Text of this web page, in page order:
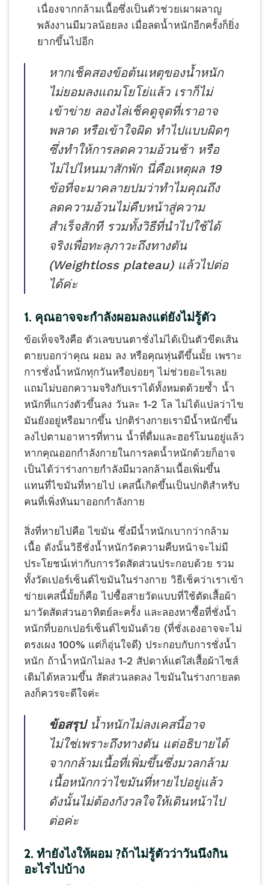
เนื่องจากกล้ามเนื้อซึ่งเป็นตัวช่วยเผาผลาญ
พลังงานมีมวลน้อยลง เมื่อลดน้ำหนักอีกครั้งก็ยิ่ง
ยากขึ้นไปอีก
หากเช็คสองข้อต้นเหตุของน้ำหนัก
ไม่ยอมลงแถมโยโย่แล้ว เราก็ไม่
เข้าข่าย ลองไล่เช็คดูจุดที่เราอาจ
พลาด หรือเข้าใจผิด ทำไปแบบผิดๆ
ซึ่งทำให้การลดความอ้วนช้า หรือ
ไม่ไปไหนมาสักพัก นี่คือเหตุผล 19
ข้อที่จะมาคลายปมว่าทำไมคุณถึง
ลดความอ้วนไม่คืบหน้าสู่ความ
สำเร็จสักที รวมทั้งวิธีที่นำไปใช้ได้
จริงเพื่อทะลุภาวะถึงทางตัน
(Weightloss plateau) แล้วไปต่อ
ได้ค่ะ
1. คุณอาจจะกำลังผอมลงแต่ยังไม่รู้ตัว
ข้อเท็จจริงคือ ตัวเลขบนตาชั่งไม่ได้เป็นตัวขีดเส้น
ตายบอกว่าคุณ ผอม ลง หรือคุณหุ่นดีขึ้นมั้ย เพราะ
การชั่งน้ำหนักทุกวันหรือบ่อยๆ ไม่ช่วยอะไรเลย
แถมไม่บอกความจริงกับเราได้ทั้งหมดด้วยซ้ำ น้ำ
หนักที่แกว่งตัวขึ้นลง วันละ 1-2 โล ไม่ได้แปลว่าไข
มันยังอยู่หรือมากขึ้น ปกติร่างกายเรามีน้ำหนักขึ้น
ลงไปตามอาหารที่ทาน น้ำที่ดื่มและฮอร์โมนอยู่แล้ว
หากคุณออกกำลังกายในการลดน้ำหนักด้วยก็อาจ
เป็นได้ว่าร่างกายกำลังมีมวลกล้ามเนื้อเพิ่มขึ้น
แทนที่ไขมันที่หายไป เคสนี้เกิดขึ้นเป็นปกติสำหรับ
คนที่เพิ่งหันมาออกกำลังกาย
สิ่งที่หายไปคือ ไขมัน ซึ่งมีน้ำหนักเบากว่ากล้าม
เนื้อ ดังนั้นวิธีชั่งน้ำหนักวัดความคืบหน้าจะไม่มี
ประโยชน์เท่ากับการวัดสัดส่วนประกอบด้วย รวม
ทั้งวัดเปอร์เซ็นต์ไขมันในร่างกาย วิธีเช็คว่าเราเข้า
ข่ายเคสนี้มั้ยก็คือ ไปซื้อสายวัดแบบที่ใช้ตัดเสื้อผ้า
มาวัดสัดส่วนอาทิตย์ละครั้ง และลองหาซื้อที่ชั่งน้ำ
หนักที่บอกเปอร์เซ็นต์ไขมันด้วย (ที่ชั่งเองอาจจะไม่
ตรงเผง 100% แต่ก็อุ่นใจดี) ประกอบกับการชั่งน้ำ
หนัก ถ้าน้ำหนักไม่ลง 1-2 สัปดาห์แต่ใส่เสื้อผ้าไซส์
เดิมได้หลวมขึ้น สัดส่วนลดลง ไขมันในร่างกายลด
ลงก็ควรจะดีใจค่ะ
ข้อสรุป น้ำหนักไม่ลงเคสนี้อาจ
ไม่ใช่เพราะถึงทางตัน แต่อธิบายได้
จากกล้ามเนื้อที่เพิ่มขึ้นซึ่งมวลกล้าม
เนื้อหนักกว่าไขมันที่หายไปอยู่แล้ว
ดังนั้นไม่ต้องกังวลใจให้เดินหน้าไป
ต่อค่ะ
2. ทำยังไงให้ผอม ?ถ้าไม่รู้ตัวว่าวันนึงกิน
อะไรไปบ้าง